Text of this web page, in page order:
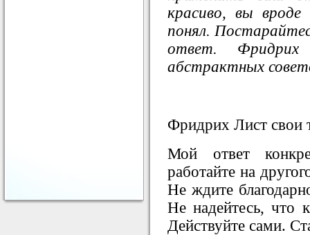
красиво, вы
понял.
ответ.
абстрактных
Фридрих Лист свои
Мой ответ
работайте на
Не ждите
Не надейтесь, что
Действуйте сами.